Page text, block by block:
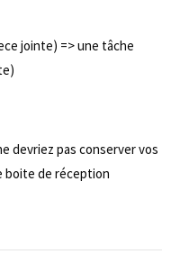
jointe) => une tâche
devriez pas conserver vos
boite de réception